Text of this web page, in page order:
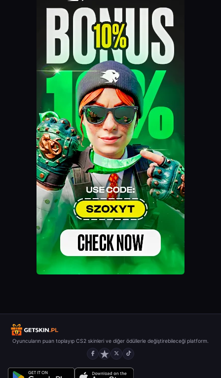
Oyuncuların puan toplayıp CS2 skinleri ve diğer ödüllerle değiştirebileceği platform.